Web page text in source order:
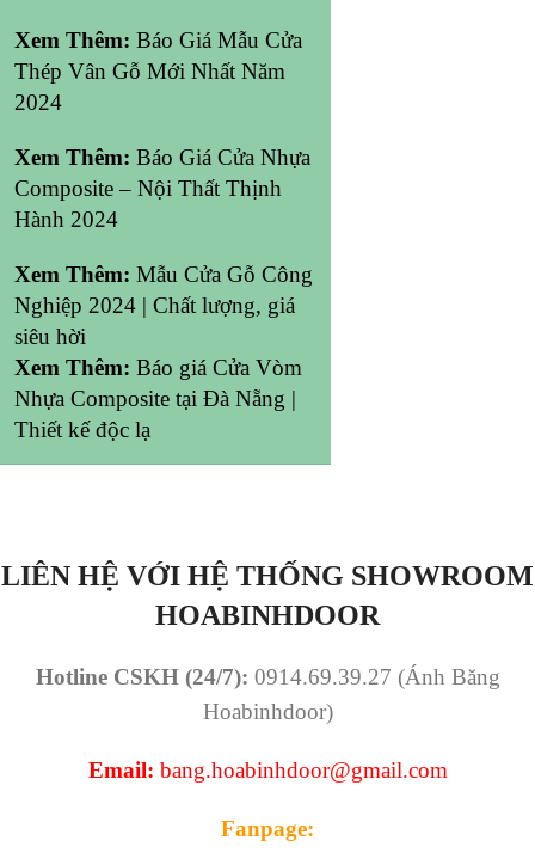
Xem Thêm: Báo Giá Mẫu Cửa
Thép Vân Gỗ Mới Nhất Năm
2024
Xem Thêm: Báo Giá Cửa Nhựa
Composite – Nội Thất Thịnh
Hành 2024
Xem Thêm: Mẫu Cửa Gỗ Công
Nghiệp 2024 | Chất lượng, giá
siêu hời
Xem Thêm: Báo giá Cửa Vòm
Nhựa Composite tại Đà Nẵng |
Thiết kế độc lạ
LIÊN HỆ VỚI HỆ THỐNG SHOWROOM
HOABINHDOOR
Hotline CSKH (24/7): 0914.69.39.27 (Ánh Băng
Hoabinhdoor)
Email: bang.hoabinhdoor@gmail.com
Fanpage: